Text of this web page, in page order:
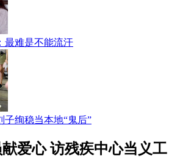
最难是不能流汗
子绚稳当本地“鬼后”
献爱心 访残疾中心当义工